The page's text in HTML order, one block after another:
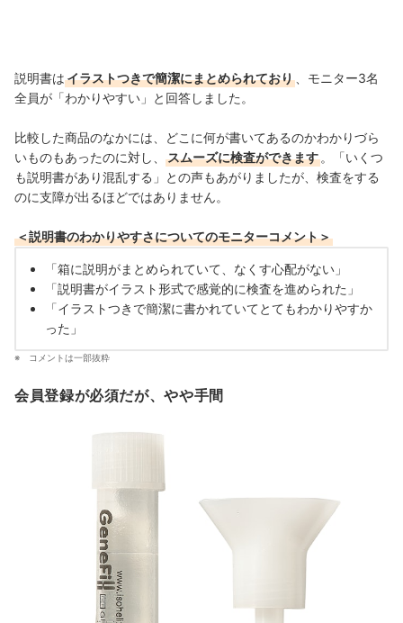
説明書はイラストつきで簡潔にまとめられており
、モニター3名
全員が「わかりやすい」と回答しました。
比較した商品のなかには、どこに何が書いてあるのかわかりづら
いものもあったのに対し、
スムーズに検査ができます 。
「いくつ
も説明書があり混乱する」との声もあがりましたが、検査をする
のに支障が出るほどではありません。
＜説明書のわかりやすさについてのモニターコメント＞
「箱に説明がまとめられていて、なくす心配がない」
「説明書がイラスト形式で感覚的に検査を進められた」
「イラストつきで簡潔に書かれていてとてもわかりやすか
った」
コメントは一部抜粋
会員登録が必須だが、やや手間